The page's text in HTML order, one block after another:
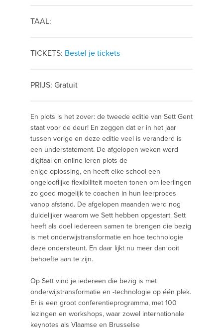
TAAL:
TICKETS: Bestel je tickets
PRIJS: Gratuit
En plots is het zover: de tweede editie van Sett Gent
staat voor de deur! En zeggen dat er in het jaar
tussen vorige en deze editie veel is veranderd is
een understatement. De afgelopen weken werd
digitaal en online leren plots de
enige oplossing, en heeft elke school een
ongelooflijke flexibiliteit moeten tonen om leerlingen
zo goed mogelijk te coachen in hun leerproces
vanop afstand. De afgelopen maanden werd nog
duidelijker waarom we Sett hebben opgestart. Sett
heeft als doel iedereen samen te brengen die bezig
is met onderwijstransformatie en hoe technologie
deze ondersteunt. En daar lijkt nu meer dan ooit
behoefte aan te zijn.
Op Sett vind je iedereen die bezig is met
onderwijstransformatie en -technologie op één plek.
Er is een groot conferentieprogramma, met 100
lezingen en workshops, waar zowel internationale
keynotes als Vlaamse en Brusselse